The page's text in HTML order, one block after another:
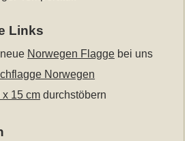
Links
Norwegen Flagge bei uns
Norwegen
15 cm durchstöbern